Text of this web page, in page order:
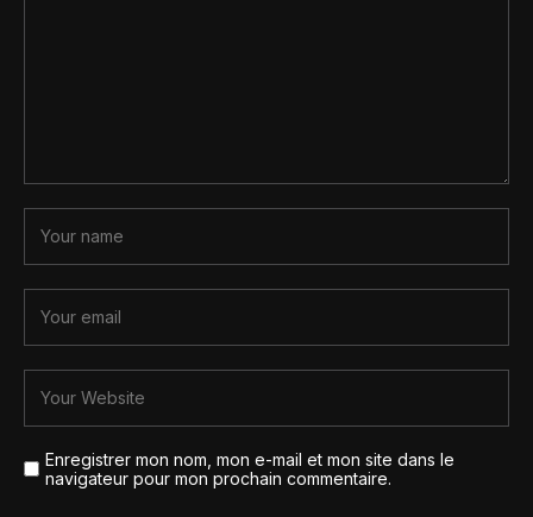
Enregistrer mon nom, mon e-mail et mon site dans le
navigateur pour mon prochain commentaire.